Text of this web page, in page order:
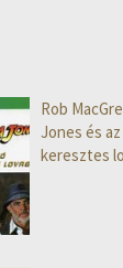
Rob
Jones és
keresztes